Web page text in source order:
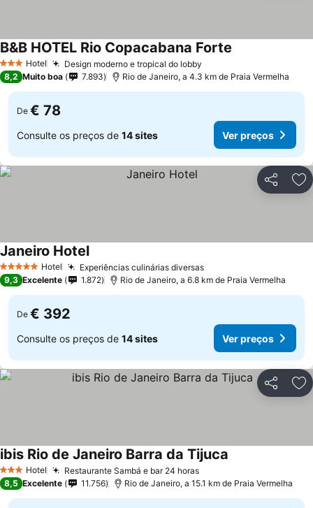
3 EstrelasHotel Design moderno e tropical do lobby
B&B HOTEL Rio Copacabana Forte
8,2 Muito boa 7.893 Rio de Janeiro, a 4.3 km de Praia Vermelha
De € 78
Consulte os preços de 14 sites Ver preços
Partilhar
5 Estrelas Hotel Experiências culinárias diversas
Janeiro Hotel
9,3 Excelente 1.872 Rio de Janeiro, a 6.8 km de Praia Vermelha
De € 392
Consulte os preços de 14 sites Ver preços
Partilhar
3 EstrelasHotel Restaurante Sambá e bar 24 horas
ibis Rio de Janeiro Barra da Tijuca
8,5 Excelente 11.756 Rio de Janeiro, a 15.1 km de Praia Vermelha